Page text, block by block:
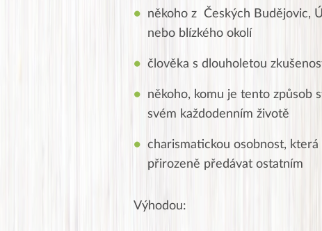
někoho z Českých Budějovic,
nebo blízkého okolí
člověka s dlouholetou
někoho, komu je tento způsob
svém každodenním životě
charismatickou osobnost,
přirozeně předávat ostatním
Výhodou: